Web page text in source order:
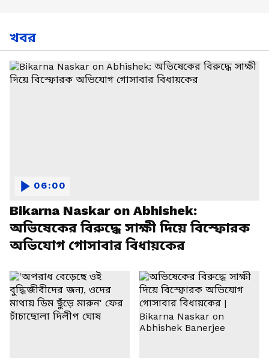
খবর
Bikarna Naskar on Abhishek:
অভিষেকের বিরুদ্ধে সাক্ষী দিয়ে বিস্ফোরক
অভিযোগ গোসাবার বিধায়কের
06:00